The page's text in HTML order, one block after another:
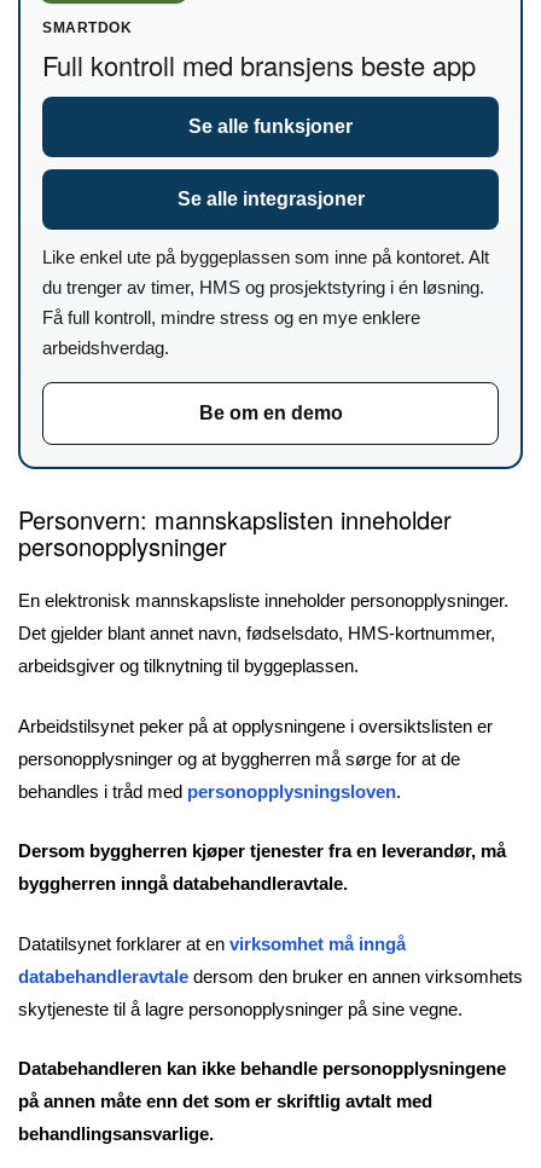
SMARTDOK
Full kontroll med bransjens beste app
Se alle funksjoner
Se alle integrasjoner
Like enkel ute på byggeplassen som inne på kontoret. Alt
du trenger av timer, HMS og prosjektstyring i én løsning.
Få full kontroll, mindre stress og en mye enklere
arbeidshverdag.
Be om en demo
Personvern: mannskapslisten inneholder
personopplysninger
En elektronisk mannskapsliste inneholder personopplysninger.
Det gjelder blant annet navn, fødselsdato, HMS-kortnummer,
arbeidsgiver og tilknytning til byggeplassen.
Arbeidstilsynet peker på at opplysningene i oversiktslisten er
personopplysninger og at byggherren må sørge for at de
behandles i tråd med personopplysningsloven.
Dersom byggherren kjøper tjenester fra en leverandør, må
byggherren inngå databehandleravtale.
Datatilsynet forklarer at en virksomhet må inngå
databehandleravtale dersom den bruker en annen virksomhets
skytjeneste til å lagre personopplysninger på sine vegne.
Databehandleren kan ikke behandle personopplysningene
på annen måte enn det som er skriftlig avtalt med
behandlingsansvarlige.